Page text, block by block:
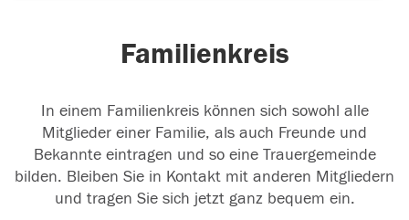
Familienkreis
In einem Familienkreis können sich sowohl alle
Mitglieder einer Familie, als auch Freunde und
Bekannte eintragen und so eine Trauergemeinde
bilden. Bleiben Sie in Kontakt mit anderen Mitgliedern
und tragen Sie sich jetzt ganz bequem ein.